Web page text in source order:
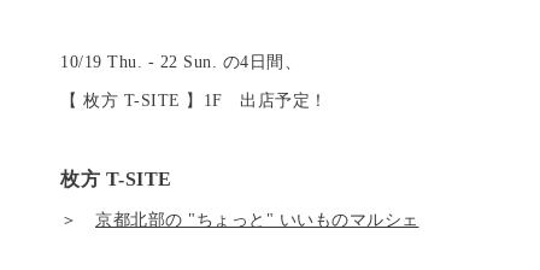
10/19 Thu. - 22 Sun. の4日間、
【 枚方 T-SITE 】1F 出店予定！
枚方 T-SITE
＞ 京都北部の "ちょっと" いいものマルシェ